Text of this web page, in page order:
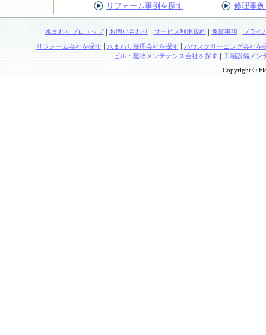
リフォーム事例を探す 修理事
水まわりプロトップ| お問い合わせ| サービス利用規約| 免責事項| プライ
リフォーム会社を探す | 水まわり修理会社を探す | ハウスクリーニング会社を
ビル・建物メンテナンス会社を探す| 工場設備メン
Copyright ©